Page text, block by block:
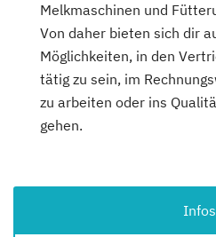
Melkmaschinen und
Von daher bieten sich dir
Möglichkeiten, in den
tätig zu sein, im
zu arbeiten oder ins
gehen.
Infos